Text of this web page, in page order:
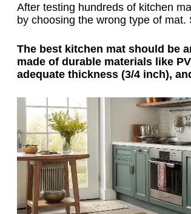
After testing hundreds of kitchen
by choosing the wrong type of mat.
The best kitchen mat should be
made of durable materials like
adequate thickness (3/4 inch),